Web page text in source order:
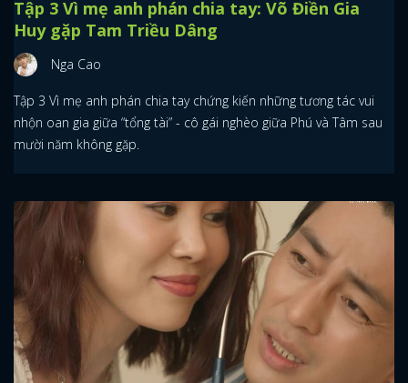
Tập 3 Vì mẹ anh phán chia tay: Võ Điền Gia
Huy gặp Tam Triều Dâng
Nga Cao
Tập 3 Vì mẹ anh phán chia tay chứng kiến những tương tác vui
nhộn oan gia giữa “tổng tài” - cô gái nghèo giữa Phú và Tâm sau
mười năm không gặp.